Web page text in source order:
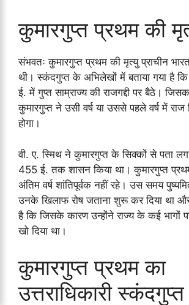
कुमारगुप्त प्रथम की
संभवतः कुमारगुप्त प्रथम की मृत्यु प्राचीन
थी। स्कंदगुप्त के अभिलेखों में बताया गया है
ई. में गुप्त साम्राज्य की राजगद्दी पर बैठे।
कुमारगुप्त ने उसी वर्ष या उससे पहले वर्ष में राज
होगा।
वी. ए. स्मिथ ने कुमारगुप्त के सिक्कों से पता
455 ई. तक शासन किया था। कुमारगुप्त
अंतिम वर्ष शांतिपूर्वक नहीं रहे। उस समय
उनके खिलाफ रोष जताना शुरू कर दिया था और
है कि जिसके कारण उन्होंने राज्य के कई भागों
खो दिया था।
कुमारगुप्त प्रथम का
उत्तराधिकारी स्कंदगुप्त